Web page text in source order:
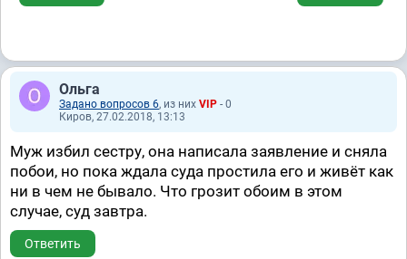
Ольга
Задано вопросов 6, из них VIP - 0
Киров, 27.02.2018, 13:13
Муж избил сестру, она написала заявление и сняла
побои, но пока ждала суда простила его и живёт как
ни в чем не бывало. Что грозит обоим в этом
случае, суд завтра.
Ответить